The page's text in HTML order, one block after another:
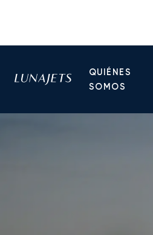
QUIÉNES
SOMOS